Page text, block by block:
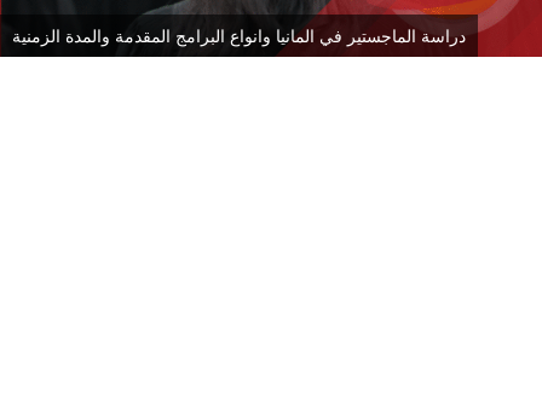
دراسة الماجستير في المانيا وانواع البرامج المقدمة والمدة الزمنية